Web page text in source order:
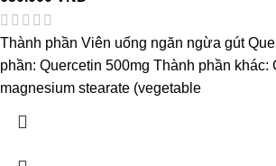
Thành phần Viên uống ngăn ngừa gút
phần: Quercetin 500mg Thành phần khác:
magnesium stearate (vegetable